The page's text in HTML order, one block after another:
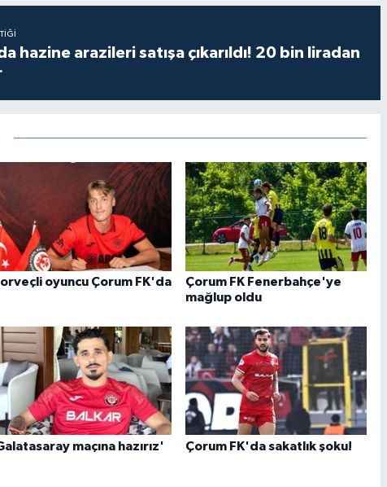
hazine arazileri satışa çıkarıldı! 20 bin liradan
oyuncu Çorum FK'da
Çorum FK Fenerbahçe'ye
mağlup oldu
maçına hazırız' Çorum FK'da sakatlık şoku!